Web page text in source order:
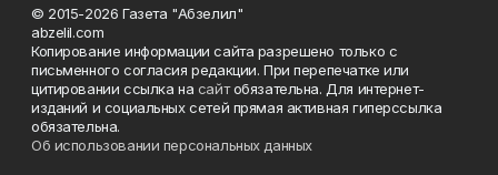
© 2015-2026 Газета "Абзелил"
abzelil.com
Копирование информации сайта разрешено только с
письменного согласия редакции. При перепечатке или
цитировании ссылка на сайтобязательна. Для интернет-
изданий и социальных сетей прямая активная гиперссылка
обязательна.
Об использовании персональных данных